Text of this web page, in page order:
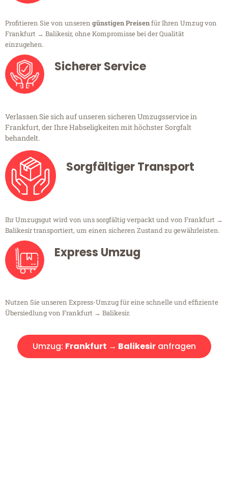
Profitieren Sie von unseren günstigen Preisenfür Ihren Umzug von
Frankfurt → Balikesir, ohne Kompromisse bei der Qualität
einzugehen.
Sicherer Service
Verlassen Sie sich auf unseren sicheren Umzugsservice in
Frankfurt, der Ihre Habseligkeiten mit höchster Sorgfalt
behandelt.
Sorgfältiger Transport
Ihr Umzugsgut wird von uns sorgfältig verpackt und von Frankfurt →
Balikesir transportiert, um einen sicheren Zustand zu gewährleisten.
Express Umzug
Nutzen Sie unseren Express-Umzug für eine schnelle und effiziente
Übersiedlung von Frankfurt → Balikesir.
Umzug: Frankfurt → Balikesiranfragen